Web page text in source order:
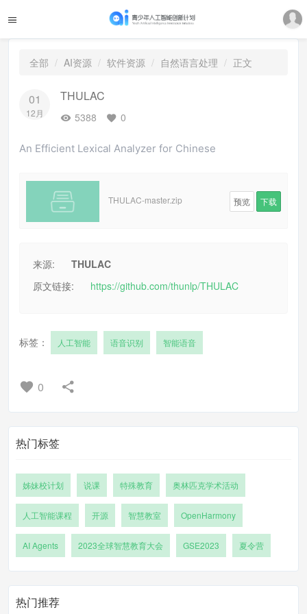
全部 AI资源 软件资源 自然语言处理 正文
01
12月
THULAC
5388 0
An Efficient Lexical Analyzer for Chinese
THULAC-master.zip 预览 下载
来源:
THULAC
原文链接:
https://github.com/thunlp/THULAC
标签： 人工智能 语音识别 智能语音
0
热门标签
姊妹校计划 说课 特殊教育 奥林匹克学术活动
人工智能课程 开源 智慧教室 OpenHarmony
AI Agents 2023全球智慧教育大会 GSE2023 夏令营
热门推荐